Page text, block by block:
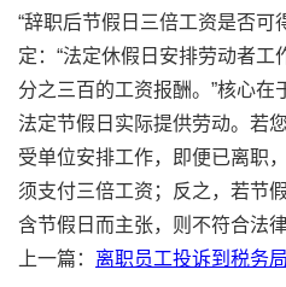
“辞职后节假日三倍工资是否可
定：“法定休假日安排劳动者工
分之三百的工资报酬。”核心在
法定节假日实际提供劳动。若
受单位安排工作，即便已离职
须支付三倍工资；反之，若节
含节假日而主张，则不符合法
上一篇： 离职员工投诉到税务